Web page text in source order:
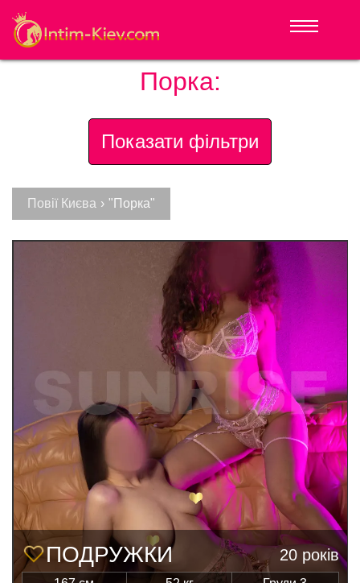
Порка:
Показати фільтри
Повії Києва › "Порка"
ПОДРУЖКИ 20 років